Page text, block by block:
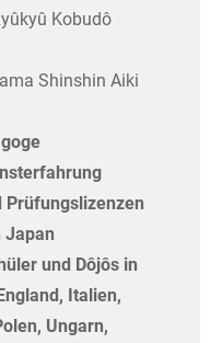
Kobudô
Shinshin Aiki
Japan
und Dôjôs in
Italien,
Ungarn,